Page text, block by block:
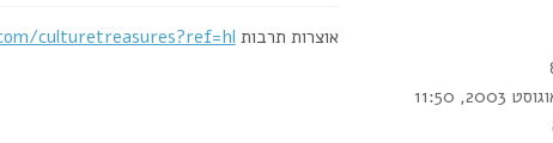
אוצרות תרבותculturetreasures?ref=hl